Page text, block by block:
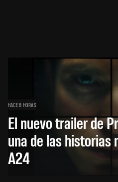
HACE 8 HORAS
El nuevo trailer de
una de las historias
A24